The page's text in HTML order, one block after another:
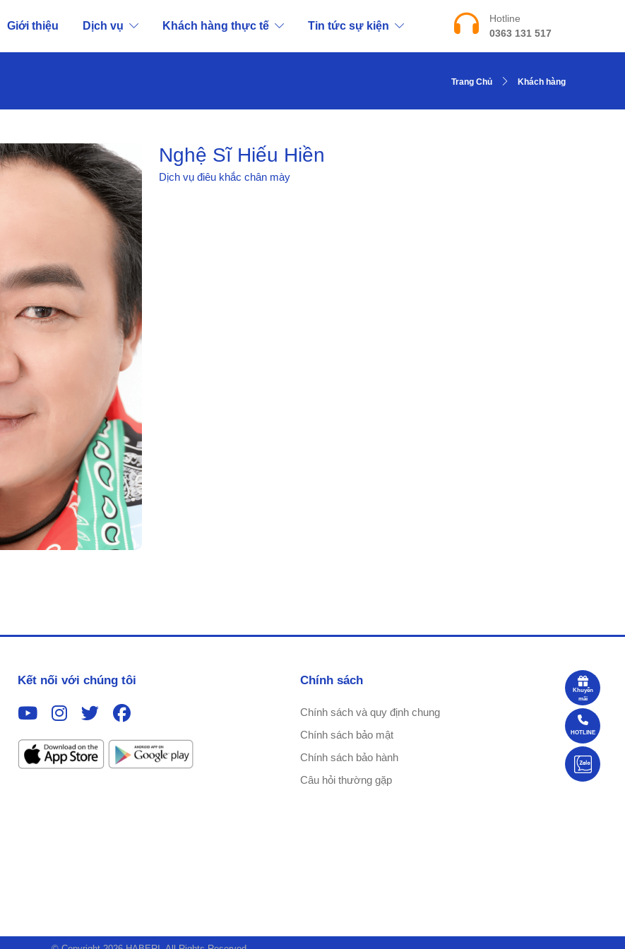
Giới thiệu Dịch vụ Khách hàng thực tế Tin tức sự kiện
Hotline
0363 131 517
Trang Chủ Khách hàng
Nghệ Sĩ Hiếu Hiền
Dịch vụ điêu khắc chân mày
Kết nối với chúng tôi Chính sách
Chính sách và quy định chung
Chính sách bảo mật
Chính sách bảo hành
Câu hỏi thường gặp
Khuyến
mãi
HOTLINE